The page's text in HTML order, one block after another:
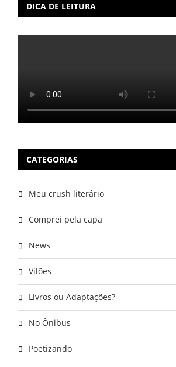
DICA DE LEITURA
CATEGORIAS
Meu crush literário
Comprei pela capa
News
Vilões
Livros ou Adaptações?
No Ônibus
Poetizando